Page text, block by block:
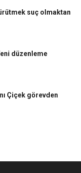
suç olmaktan
düzenleme
Çiçek görevden